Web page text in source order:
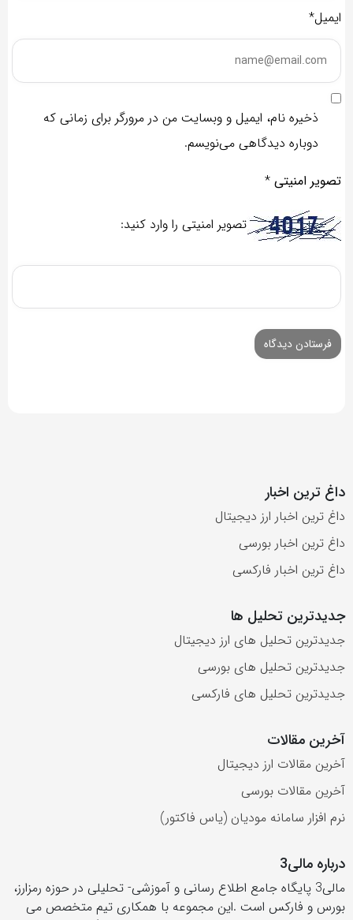
ایمیل*
ذخیره نام، ایمیل و وبسایت من در مرورگر برای زمانی که
دوباره دیدگاهی می‌نویسم.
تصویر امنیتی *
تصویر امنیتی را وارد کنید:
داغ ترین اخبار
داغ ترین اخبار ارز دیجیتال
داغ ترین اخبار بورسی
داغ ترین اخبار فارکسی
جدیدترین تحلیل ها
جدیدترین تحلیل های ارز دیجیتال
جدیدترین تحلیل های بورسی
جدیدترین تحلیل های فارکسی
آخرین مقالات
آخرین مقالات ارز دیجیتال
آخرین مقالات بورسی
نرم افزار سامانه مودیان (یاس فاکتور)
درباره مالی3
مالی3 پایگاه جامع اطلاع رسانی و آموزشی- تحلیلی در حوزه رمزارز،
بورس و فارکس است .این مجموعه با همکاری تیم متخصص می